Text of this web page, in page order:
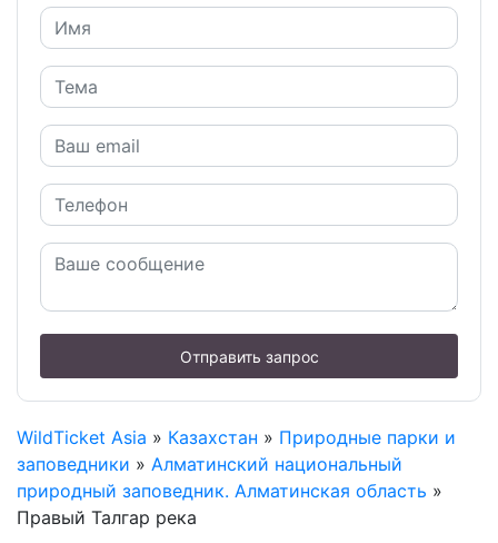
Отправить запрос
WildTicket Asia » Казахстан » Природные парки и
заповедники » Алматинский национальный
природный заповедник. Алматинская область »
Правый Талгар река